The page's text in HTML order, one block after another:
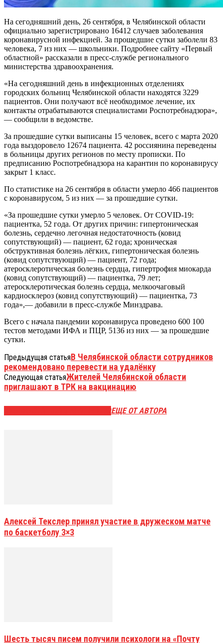
На сегодняшний день, 26 сентября, в Челябинской области
официально зарегистрировано 16412 случаев заболевания
коронавирусной инфекцией. За прошедшие сутки заболели 83
человека, 7 из них — школьники. Подробнее сайту «Первый
областной» рассказали в пресс-службе регионального
министерства здравоохранения.
«На сегодняшний день в инфекционных отделениях
городских больниц Челябинской области находятся 3229
пациентов. Они получают всё необходимое лечение, их
контакты отрабатываются специалистами Роспотребнадзора»,
— сообщили в ведомстве.
За прошедшие сутки выписаны 15 человек, всего с марта 2020
года выздоровело 12674 пациента. 42 россиянина переведены
в больницы других регионов по месту прописки. По
предписанию Роспотребнадзора на карантин по коронавирусу
закрыт 1 класс.
По статистике на 26 сентября в области умерло 466 пациентов
с коронавирусом, 5 из них — за прошедшие сутки.
«За прошедшие сутки умерло 5 человек. От COVID-19:
пациентка, 52 года. От других причин: гипертоническая
болезнь, сердечно легочная недостаточность (ковид
сопутствующий) — пациент, 62 года; хроническая
обструктивная болезнь лёгких, гипертоническая болезнь
(ковид сопутствующий) — пациент, 72 года;
атеросклеротическая болезнь сердца, гипертрофия миокарда
(ковид сопутствующий) — пациентка, 79 лет;
атеросклеротическая болезнь сердца, мелкоочаговый
кардиосклероз (ковид сопутствующий) — пациентка, 73
года»,— добавили в пресс-службе Минздрава.
Всего с начала пандемии коронавируса проведено 600 100
тестов методами ИФА и ПЦР, 5136 из них — за прошедшие
сутки.
Предыдущая статьяВ Челябинской области сотрудников
рекомендовано перевести на удалёнку
Следующая статьяЖителей Челябинской области
приглашают в ТРК на вакцинацию
ЕЩЕ ОТ АВТОРА
Алексей Текслер принял участие в дружеском матче
по баскетболу 3×3
Шесть тысяч писем получили психологи на «Почту